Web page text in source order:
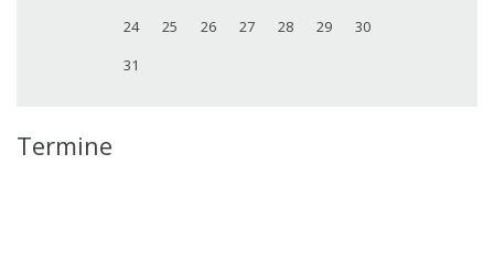
24
25 26 27 28 29
30
31
Termine